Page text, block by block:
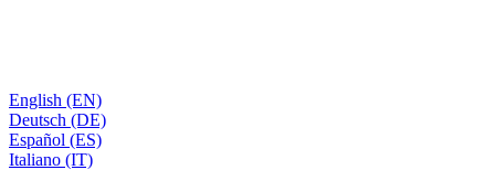
English (EN)
Deutsch (DE)
Español (ES)
Italiano (IT)